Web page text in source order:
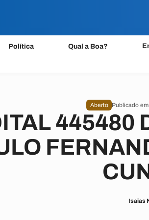
Política Qual a Boa?
Aberto Publicado
445480
Isaias